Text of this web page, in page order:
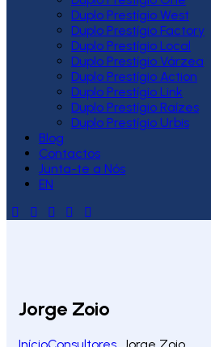
Duplo Prestígio West
Duplo Prestígio Factory
Duplo Prestígio Local
Duplo Prestígio Várzea
Duplo Prestígio Action
Duplo Prestígio Link
Duplo Prestígio Raízes
Duplo Prestígio Urbis
Blog
Contactos
Junta-te a Nós
EN
Jorge Zoio